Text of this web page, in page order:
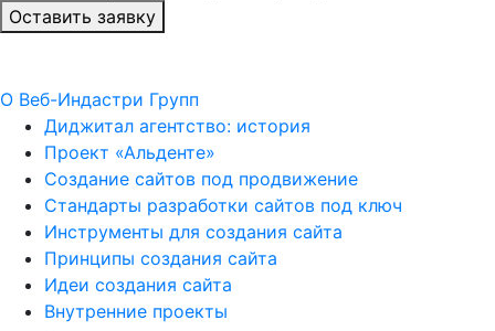
Оставить заявку
О Веб-Индастри Групп
Диджитал агентство: история
Проект «Альденте»
Создание сайтов под продвижение
Стандарты разработки сайтов под ключ
Инструменты для создания сайта
Принципы создания сайта
Идеи создания сайта
Внутренние проекты